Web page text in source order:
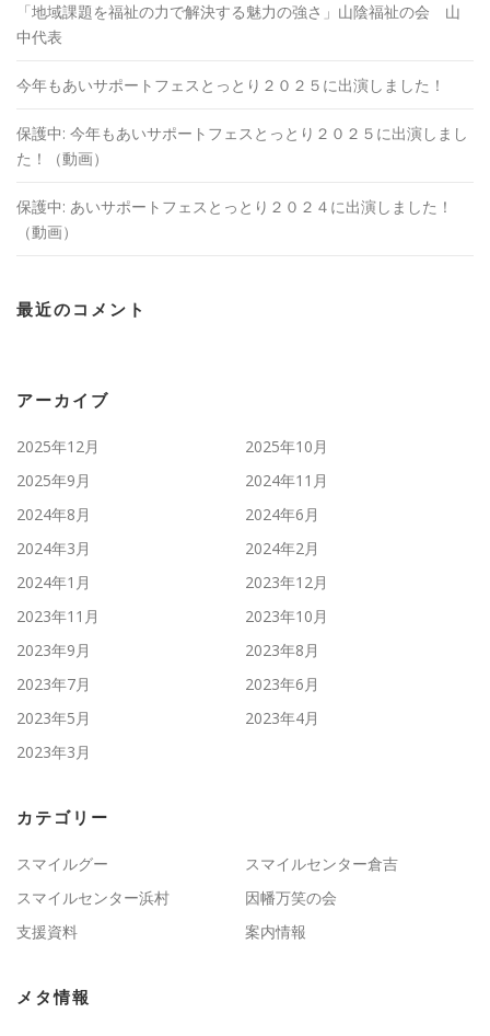
「地域課題を福祉の⼒で解決する魅⼒の強さ」山陰福祉の会 山
中代表
今年もあいサポートフェスとっとり２０２５に出演しました！
保護中: 今年もあいサポートフェスとっとり２０２５に出演しまし
た！（動画）
保護中: あいサポートフェスとっとり２０２４に出演しました！
（動画）
最近のコメント
アーカイブ
2025年12月
2025年10月
2025年9月
2024年11月
2024年8月
2024年6月
2024年3月
2024年2月
2024年1月
2023年12月
2023年11月
2023年10月
2023年9月
2023年8月
2023年7月
2023年6月
2023年5月
2023年4月
2023年3月
カテゴリー
スマイルグー
スマイルセンター倉吉
スマイルセンター浜村
因幡万笑の会
支援資料
案内情報
メタ情報